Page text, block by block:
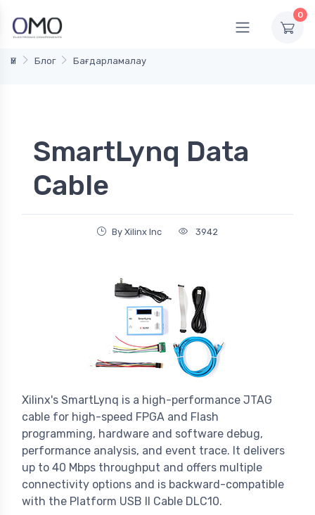
0
Үй Блог Бағдарламалау
SmartLynq Data
Cable
By Xilinx Inc 3942
Xilinx's SmartLynq is a high-performance JTAG
cable for high-speed FPGA and Flash
programming, hardware and software debug,
performance analysis, and event trace. It delivers
up to 40 Mbps throughput and offers multiple
connectivity options and is backward-compatible
with the Platform USB II Cable DLC10.